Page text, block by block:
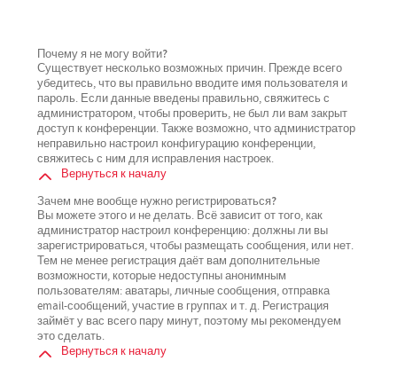
Почему я не могу войти?
Существует несколько возможных причин. Прежде всего
убедитесь, что вы правильно вводите имя пользователя и
пароль. Если данные введены правильно, свяжитесь с
администратором, чтобы проверить, не был ли вам закрыт
доступ к конференции. Также возможно, что администратор
неправильно настроил конфигурацию конференции,
свяжитесь с ним для исправления настроек.
Вернуться к началу
Зачем мне вообще нужно регистрироваться?
Вы можете этого и не делать. Всё зависит от того, как
администратор настроил конференцию: должны ли вы
зарегистрироваться, чтобы размещать сообщения, или нет.
Тем не менее регистрация даёт вам дополнительные
возможности, которые недоступны анонимным
пользователям: аватары, личные сообщения, отправка
email-сообщений, участие в группах и т. д. Регистрация
займёт у вас всего пару минут, поэтому мы рекомендуем
это сделать.
Вернуться к началу